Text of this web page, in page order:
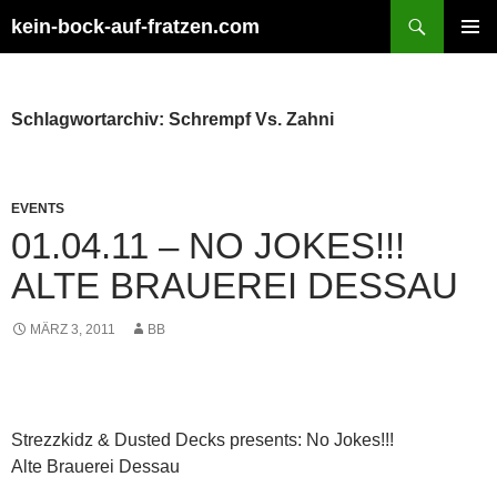
Inhalt
kein-bock-auf-fratzen.com
Schlagwortarchiv: Schrempf Vs. Zahni
EVENTS
01.04.11 – NO JOKES!!!
ALTE BRAUEREI DESSAU
MÄRZ 3, 2011 BB
Strezzkidz & Dusted Decks presents: No Jokes!!!
Alte Brauerei Dessau